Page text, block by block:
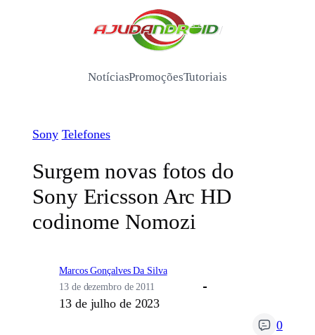
/
NotíciasPromoçõesTutoriais
Sony Telefones
Surgem novas fotos do
Sony Ericsson Arc HD
codinome Nomozi
Marcos Gonçalves Da Silva
13 de dezembro de 2011
13 de julho de 2023
0